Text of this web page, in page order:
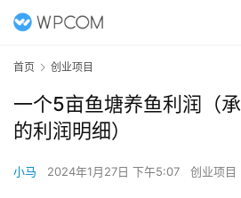
首页 创业项目
一个5亩鱼塘养鱼利润（
的利润明细）
小马 2024年1月27日 下午5:07 创业项目